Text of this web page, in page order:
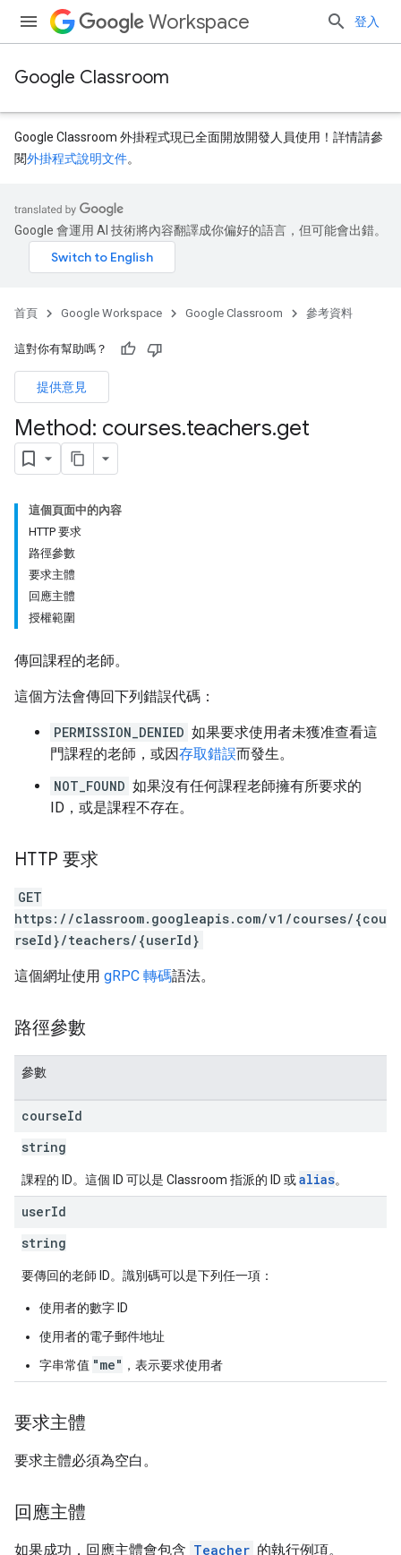
Workspace 登入
Google Classroom
Google Classroom 外掛程式現已全面開放開發人員使用！詳情請參
閱外掛程式說明文件。
Google 會運用 AI 技術將內容翻譯成你偏好的語言，但可能會出錯。
首頁 Google Workspace Google Classroom 參考資料
這對你有幫助嗎？
提供意見
Method: courses.teachers.get
這個頁面中的內容
HTTP 要求
路徑參數
要求主體
回應主體
授權範圍
傳回課程的老師。
這個方法會傳回下列錯誤代碼：
PERMISSION_DENIED 如果要求使用者未獲准查看這
門課程的老師，或因存取錯誤而發生。
NOT_FOUND 如果沒有任何課程老師擁有所要求的
ID，或是課程不存在。
HTTP 要求
GET
https://classroom.googleapis.com/v1/courses/{cou
rseId}/teachers/{userId}
這個網址使用 gRPC 轉碼語法。
路徑參數
參數
courseId
string
課程的 ID。這個 ID 可以是 Classroom 指派的 ID 或alias。
userId
string
要傳回的老師 ID。識別碼可以是下列任一項：
使用者的數字 ID
使用者的電子郵件地址
字串常值 "me" ，表示要求使用者
要求主體
要求主體必須為空白。
回應主體
如果成功，回應主體會包含 Teacher 的執行例項。